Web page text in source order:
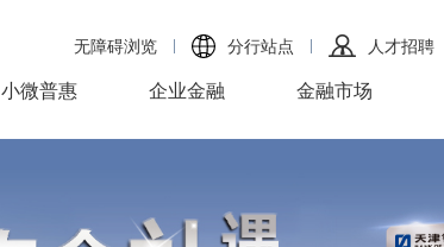
无障碍浏览 分行站点 人才招聘
小微普惠 企业金融 金融市场